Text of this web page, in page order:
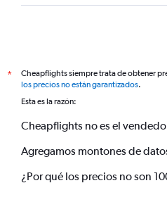
*
Cheapflights siempre trata de obtener
los precios no están garantizados.
Esta es la razón:
Cheapflights no es el
Agregamos montones de
¿Por qué los precios no son